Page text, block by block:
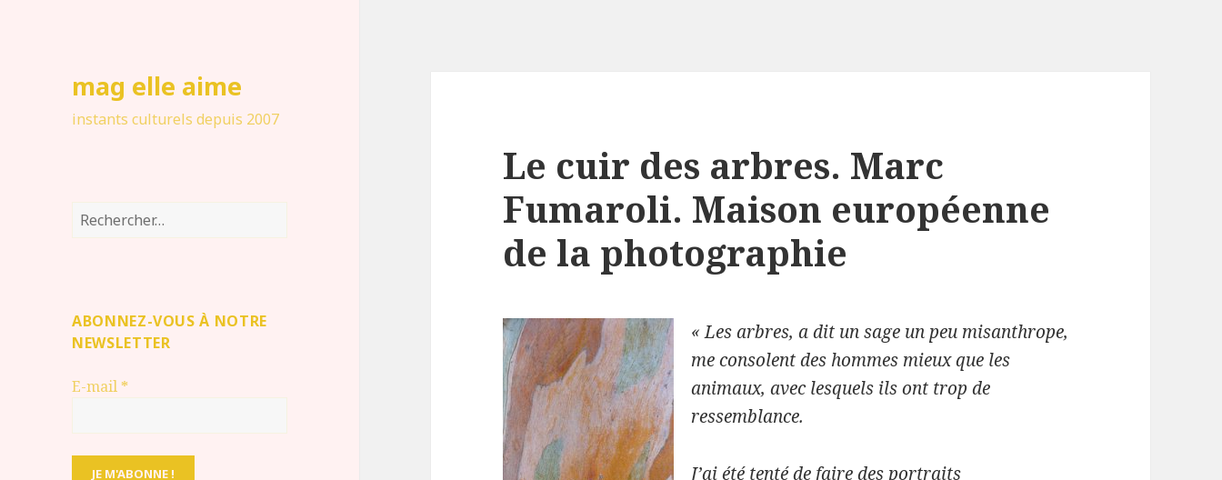
mag elle aime
instants culturels depuis 2007
Rechercher :
ABONNEZ-VOUS À NOTRE
NEWSLETTER
E-mail *
Le cuir des arbres. Marc
Fumaroli. Maison européenne
de la photographie
« Les arbres, a dit un sage un peu misanthrope,
me consolent des hommes mieux que les
animaux, avec lesquels ils ont trop de
ressemblance.
J’ai été tenté de faire des portraits